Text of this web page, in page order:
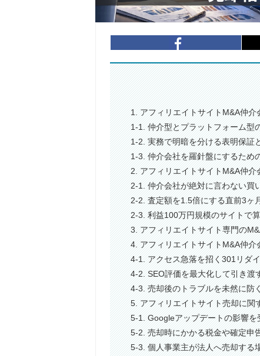
1. アフィリエイトサイトM&A仲
1-1. 仲介型とプラットフォーム型
1-2. 実務で明暗を分ける表明保証
1-3. 仲介会社を羅針盤にするため
2. アフィリエイトサイトM&A仲
2-1. 仲介会社が絶対に言わない買
2-2. 査定額を1.5倍にする直前3ヶ
2-3. 利益100万円規模のサイトで
3. アフィリエイトサイト専門の
4. アフィリエイトサイトM&A仲
4-1. アクセス急落を招く301リダ
4-2. SEO評価を最大化して引き渡
4-3. 売却後のトラブルを未然に防
5. アフィリエイトサイト売却に関
5-1. Googleアップデートの影響
5-2. 売却時にかかる税金や確定申
5-3. 個人事業主が法人へ売却する